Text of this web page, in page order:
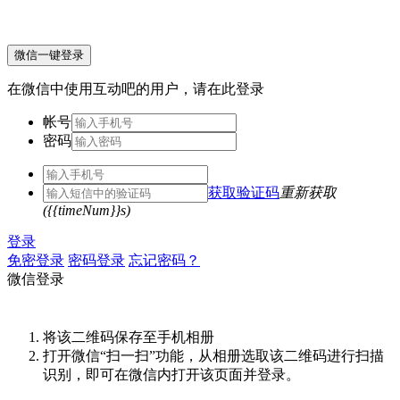
微信一键登录
在微信中使用互动吧的用户，请在此登录
帐号
密码
获取验证码重新获取
({{timeNum}}s)
登录
免密登录 密码登录 忘记密码？
微信登录
将该二维码保存至手机相册
打开微信“扫一扫”功能，从相册选取该二维码进行扫描
识别，即可在微信内打开该页面并登录。